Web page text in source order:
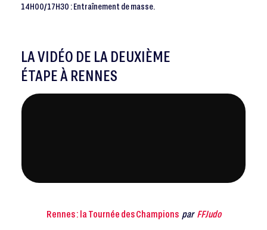
14H00/17H30 : Entraînement de masse.
LA VIDÉO DE LA DEUXIÈME
ÉTAPE À RENNES
Rennes : la Tournée des Champions par FFJudo